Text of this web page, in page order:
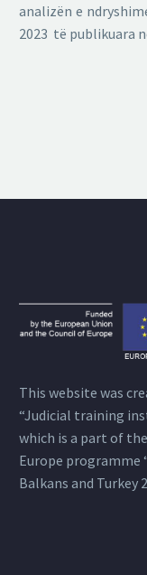
analizën e
2023 të publikuara
This website was
“Judicial training
which is a part of
Europe
Balkans and Turkey